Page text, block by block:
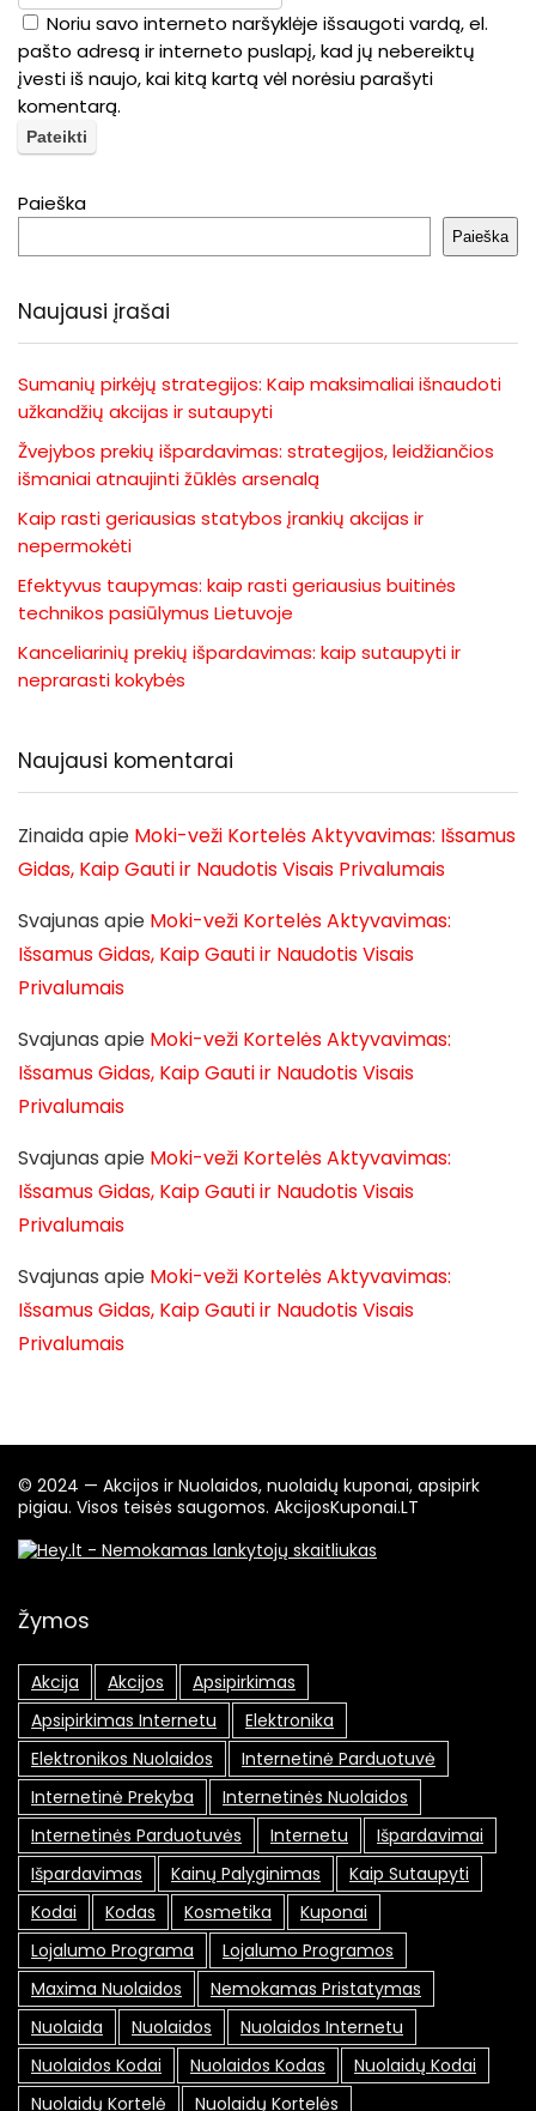
Noriu savo interneto naršyklėje išsaugoti vardą, el.
pašto adresą ir interneto puslapį, kad jų nebereiktų
įvesti iš naujo, kai kitą kartą vėl norėsiu parašyti
komentarą.
Paieška
Paieška
Naujausi įrašai
Sumanių pirkėjų strategijos: Kaip maksimaliai išnaudoti
užkandžių akcijas ir sutaupyti
Žvejybos prekių išpardavimas: strategijos, leidžiančios
išmaniai atnaujinti žūklės arsenalą
Kaip rasti geriausias statybos įrankių akcijas ir
nepermokėti
Efektyvus taupymas: kaip rasti geriausius buitinės
technikos pasiūlymus Lietuvoje
Kanceliarinių prekių išpardavimas: kaip sutaupyti ir
neprarasti kokybės
Naujausi komentarai
Zinaidaapie Moki-veži Kortelės Aktyvavimas: Išsamus
Gidas, Kaip Gauti ir Naudotis Visais Privalumais
Svajunas apie Moki-veži Kortelės Aktyvavimas:
Išsamus Gidas, Kaip Gauti ir Naudotis Visais
Privalumais
Svajunas apie Moki-veži Kortelės Aktyvavimas:
Išsamus Gidas, Kaip Gauti ir Naudotis Visais
Privalumais
Svajunas apie Moki-veži Kortelės Aktyvavimas:
Išsamus Gidas, Kaip Gauti ir Naudotis Visais
Privalumais
Svajunas apie Moki-veži Kortelės Aktyvavimas:
Išsamus Gidas, Kaip Gauti ir Naudotis Visais
Privalumais
© 2024 — Akcijos ir Nuolaidos, nuolaidų kuponai, apsipirk
pigiau. Visos teisės saugomos. AkcijosKuponai.LT
Žymos
Akcija Akcijos
Apsipirkimas
Apsipirkimas Internetu
Elektronika
Elektronikos Nuolaidos
Internetinė Parduotuvė
Internetinė Prekyba
Internetinės Nuolaidos
Internetinės Parduotuvės
Internetu
Išpardavimai
Išpardavimas
Kainų Palyginimas
Kaip Sutaupyti
Kodai
Kodas Kosmetika
Kuponai
Lojalumo Programa
Lojalumo Programos
Maxima Nuolaidos
Nemokamas Pristatymas
Nuolaida
Nuolaidos
Nuolaidos Internetu
Nuolaidos Kodai
Nuolaidos Kodas
Nuolaidų Kodai
Nuolaidų Kortelė
Nuolaidų Kortelės